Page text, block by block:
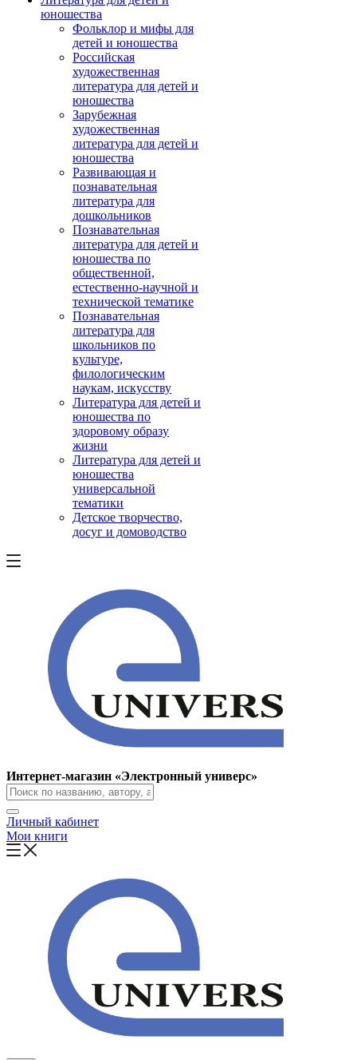
юношества
Фольклор и мифы для
детей и юношества
Российская
художественная
литература для детей и
юношества
Зарубежная
художественная
литература для детей и
юношества
Развивающая и
познавательная
литература для
дошкольников
Познавательная
литература для детей и
юношества по
общественной,
естественно-научной и
технической тематике
Познавательная
литература для
школьников по
культуре,
филологическим
наукам, искусству
Литература для детей и
юношества по
здоровому образу
жизни
Литература для детей и
юношества
универсальной
тематики
Детское творчество,
досуг и домоводство
Интернет-магазин «Электронный универс»
Личный кабинет
Мои книги